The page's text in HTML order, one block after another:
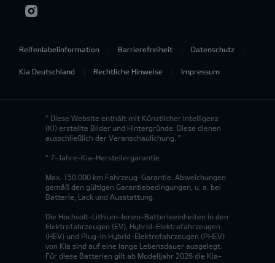
Reifenlabelinformation Barrierefreiheit Datenschutz
Kia Deutschland Rechtliche Hinweise Impressum
* Diese Website enthält mit Künstlicher Intelligenz
(KI) erstellte Bilder und Hintergründe. Diese dienen
ausschließlich der Veranschaulichung. *
* 7-Jahre-Kia-Herstellergarantie
Max. 150.000 km Fahrzeug-Garantie. Abweichungen
gemäß den gültigen Garantiebedingungen, u. a. bei
Batterie, Lack und Ausstattung.
Die Hochvolt-Lithium-Ionen-Batterieeinheiten in den
Elektrofahrzeugen (EV), Hybrid-Elektrofahrzeugen
(HEV) und Plug-in Hybrid-Elektrofahrzeugen (PHEV)
von Kia sind auf eine lange Lebensdauer ausgelegt.
Für diese Batterien gilt ab Modelljahr 2026 die Kia-